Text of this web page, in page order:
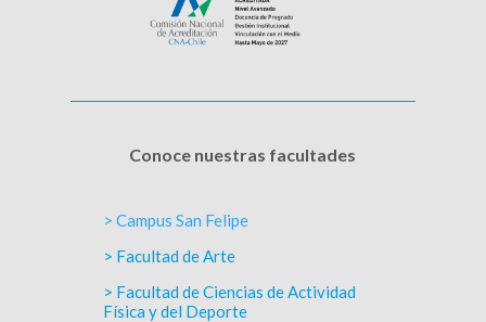
Conoce nuestras facultades
> Campus San Felipe
> Facultad de Arte
> Facultad de Ciencias de Actividad
Física y del Deporte